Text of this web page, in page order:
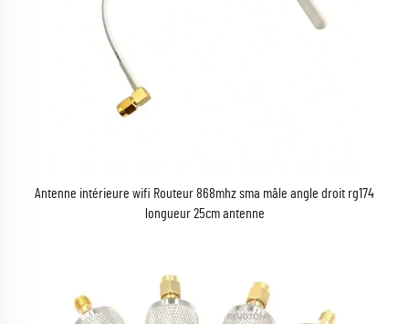
Antenne intérieure wifi Routeur 868mhz sma mâle angle droit rg174
longueur 25cm antenne